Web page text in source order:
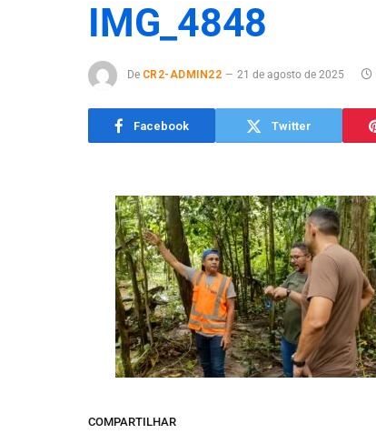
IMG_4848
De CR2-ADMIN22 21 de agosto de 2025
Facebook Twitter
COMPARTILHAR